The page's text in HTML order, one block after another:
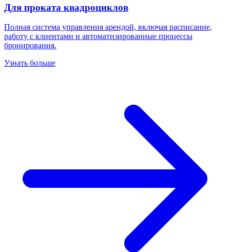
Для проката квадроциклов
Полная система управления арендой, включая расписание,
работу с клиентами и автоматизированные процессы
бронирования.
Узнать больше